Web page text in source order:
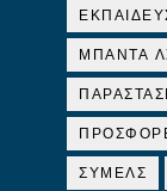
ΜΠΑΝΤΑ
ΣΥΜΕΛΣ